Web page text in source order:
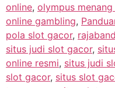
online, olympus
online gambling,
pola slot gacor,
situs judi slot gacor,
online resmi, situs judi
slot gacor, situs slot